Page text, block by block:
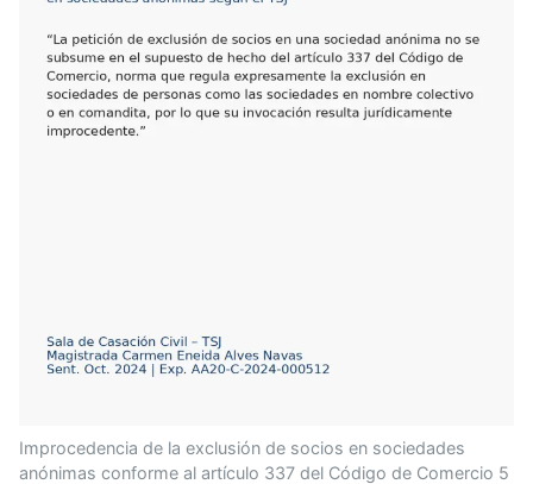
p
t
r
)
a
Improcedencia de la exclusión de socios en sociedades
anónimas conforme al artículo 337 del Código de Comercio 5